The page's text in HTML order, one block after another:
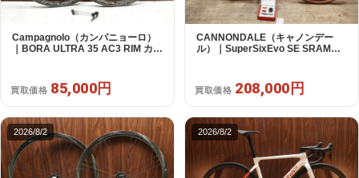
Campagnolo（カンパニョーロ）
｜BORA ULTRA 35 AC3 RIM カン
買取価格 85,000円
CANNONDALE（キャノンデー
ル）｜SuperSixEvo SE SRAM
年｜美品｜買取金額 208,000円
買取価格 208,000円
2026/8/2 2026/8/2